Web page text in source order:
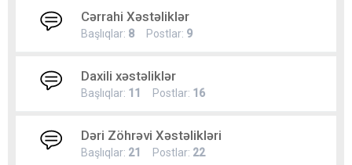
Cərrahi Xəstəliklər
Başlıqlar: 8 Postlar: 9
Daxili xəstəliklər
Başlıqlar: 11 Postlar: 16
Dəri Zöhrəvi Xəstəlikləri
Başlıqlar: 21 Postlar: 22